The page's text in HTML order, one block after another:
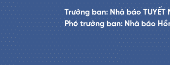
Trưởng ban: Nhà báo TUYẾT
Phó trưởng ban: Nhà báo